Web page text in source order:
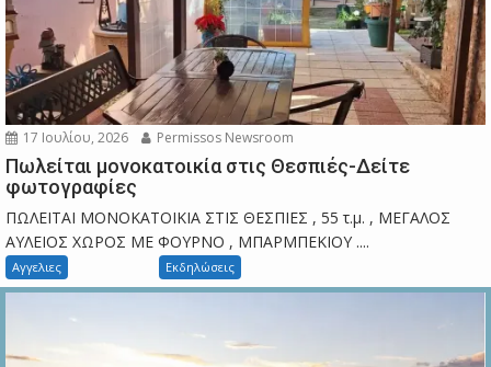
17 Ιουλίου, 2026 Permissos Newsroom
Πωλείται μονοκατοικία στις Θεσπιές-Δείτε
φωτογραφίες
ΠΩΛΕΙΤΑΙ ΜΟΝΟΚΑΤΟΙΚΙΑ ΣΤΙΣ ΘΕΣΠΙΕΣ , 55 τ.μ. , ΜΕΓΑΛΟΣ
ΑΥΛΕΙΟΣ ΧΩΡΟΣ ΜΕ ΦΟΥΡΝΟ , ΜΠΑΡΜΠΕΚΙΟΥ ....
Αγγελιες Εκδηλώσεις